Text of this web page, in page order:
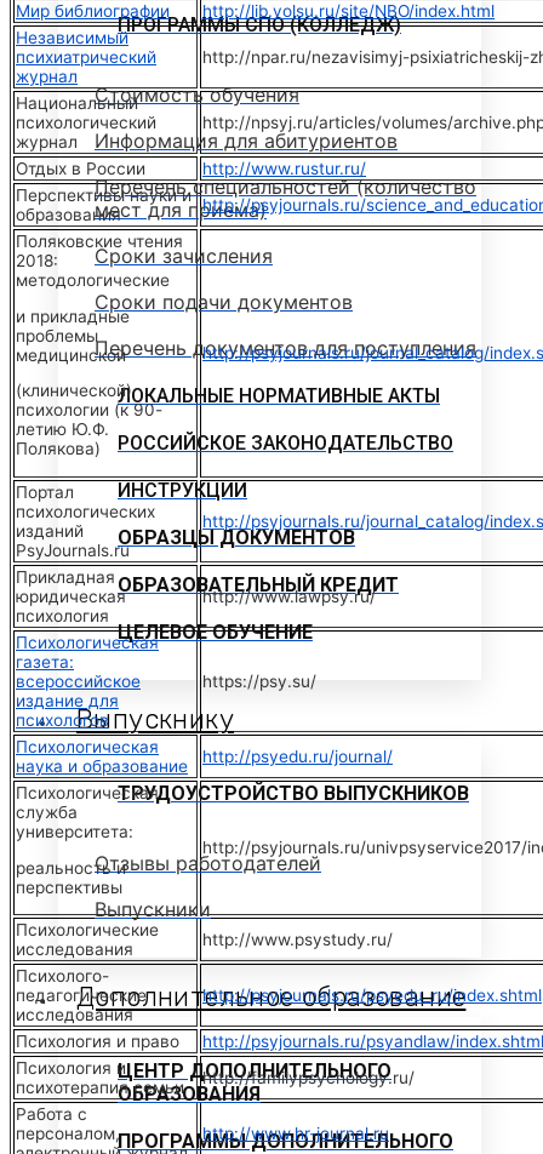
ПРОГРАММЫ СПО (КОЛЛЕДЖ)
Стоимость обучения
Информация для абитуриентов
Перечень специальностей (количество
мест для приема)
Сроки зачисления
Сроки подачи документов
Перечень документов для поступления
ЛОКАЛЬНЫЕ НОРМАТИВНЫЕ АКТЫ
РОССИЙСКОЕ ЗАКОНОДАТЕЛЬСТВО
ИНСТРУКЦИИ
ОБРАЗЦЫ ДОКУМЕНТОВ
ОБРАЗОВАТЕЛЬНЫЙ КРЕДИТ
ЦЕЛЕВОЕ ОБУЧЕНИЕ
Выпускнику
ТРУДОУСТРОЙСТВО ВЫПУСКНИКОВ
Отзывы работодателей
Выпускники
Дополнительное образование
ЦЕНТР ДОПОЛНИТЕЛЬНОГО
ОБРАЗОВАНИЯ
ПРОГРАММЫ ДОПОЛНИТЕЛЬНОГО
Мир библиографии
http://lib.volsu.ru/site/NBO/index.html
Независимый
психиатрический
журнал
http://npar.ru/nezavisimyj-psixiatricheskij-
Национальный
психологический
журнал
http://npsyj.ru/articles/volumes/
Отдых в России
http://www.rustur.ru/
Перспективы науки и
образования
http://psyjournals.ru/
Поляковские чтения
2018:
методологические
и прикладные
проблемы
медицинской
(клинической)
психологии (к 90-
летию Ю.Ф.
Полякова)
http://psyjournals.ru/journal_catalog/
Портал
психологических
изданий
PsyJournals.ru
http://psyjournals.ru/journal_catalog/
Прикладная
юридическая
психология
http://www.lawpsy.ru/
Психологическая
газета:
всероссийское
издание для
психологов
https://psy.su/
Психологическая
наука и образование
http://psyedu.ru/journal/
Психологическая
служба
университета:
реальность и
перспективы
http://psyjournals.ru/univpsyservice2017/
Психологические
исследования
http://www.psystudy.ru/
Психолого-
педагогические
исследования
http://psyjournals.ru/psyedu_ru/index.shtml
Психология и право
http://psyjournals.ru/psyandlaw/index.shtml
Психология и
психотерапия семьи
http://familypsychology.ru/
Работа с
персоналом,
http://www.hr-journal.ru